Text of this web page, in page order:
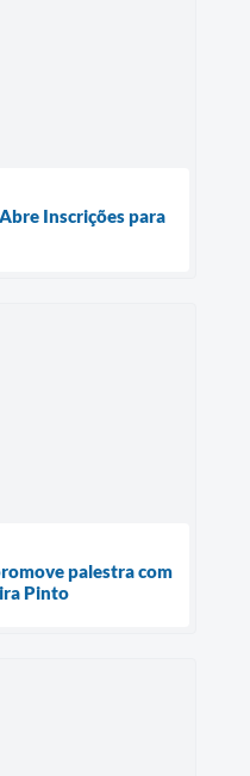
Inscrições para
palestra com
Pinto